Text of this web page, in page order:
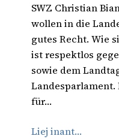
SWZ Christian
wollen in die
gutes Recht. Wie
ist respektlos
sowie dem
Landesparlament.
für…
Liej inant…